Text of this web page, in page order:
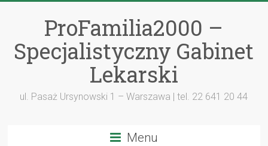
ProFamilia2000 –
Specjalistyczny Gabinet
Lekarski
ul. Pasaż Ursynowski 1 – Warszawa | tel. 22 641 20 44
Menu